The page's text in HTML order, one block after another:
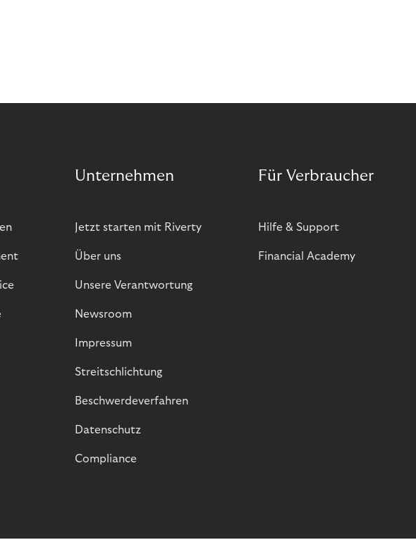
Unternehmen
Jetzt starten mit Riverty
Über uns
Unsere Verantwortung
Newsroom
Impressum
Streitschlichtung
Beschwerdeverfahren
Datenschutz
Compliance
Für Verbraucher
Hilfe & Support
Financial Academy